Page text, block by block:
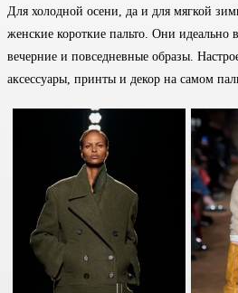
Для холодной осени, да и для мягкой
женские короткие пальто. Они идеально
вечерние и повседневные образы.
аксессуары, принты и декор на самом